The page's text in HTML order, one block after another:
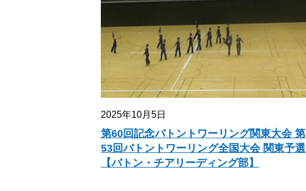
2025年10月5日
第60回記念バトントワーリング関東大会 第
53回バトントワーリング全国大会 関東予選
【バトン・チアリーディング部】